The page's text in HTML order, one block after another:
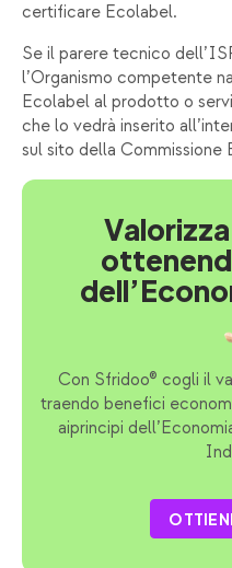
certificare Ecolabel.
Se il parere tecnico
l’Organismo competente
Ecolabel al prodotto o
che lo vedrà inserito
sul sito della Commissione
Con Sfridoo® cogli il
traendo benefici
aiprincipi